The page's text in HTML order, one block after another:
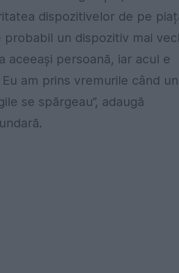
dispozitivelor de pe
un dispozitiv mai
aceeași persoană, iar acul e
am prins vremurile când un
se spărgeau”, adaugă